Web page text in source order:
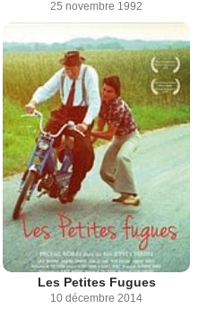
25 novembre 1992
Les Petites Fugues
10 décembre 2014